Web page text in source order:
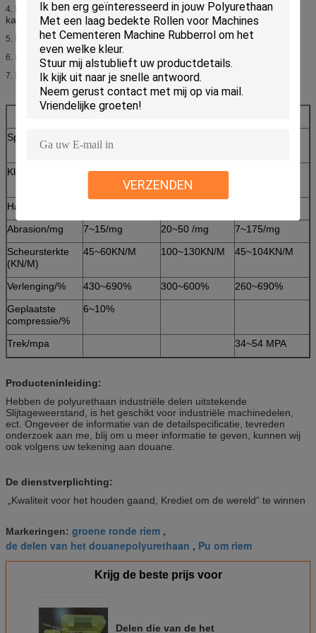
VERZENDEN
4. De industrie van de aluminiumsectie en de industrie van de
kartonmachine.
5. Plakkende filmmachine, verpakkingsmachine.
6. Machinedelen,
7. Document en de rol van de textieldruktransportband, enz.
Transportbandrol
Specificatie
tekeningen
Kleur
Om het even
welke kleur
Om het even
welke kleur
Hardheidskust
Abrasion/mg
7~15/mg 20~50 /mg
7~175/mg
Scheursterkte
(KN/M)
45~60KN/M 100~130KN/M 45~104KN/M
Verlenging/% 430~690% 300~600%
260~690%
Geplaatste
compressie/%
6~10%
Trek/mpa 34~54 MPA
Producteninleiding:
Hebben de polyurethaan industriële delen uitstekende
Slijtageweerstand, is het geschikt voor industriële machinedelen,
ect. Ongeveer de informatie van de detailspecificatie, tevreden
onderzoek aan me, blij om u meer informatie te geven, kunnen wij
ook volgens uw tekening aan douane.
De dienstverplichting:
„Kwaliteit voor het houden gaand, Krediet om de wereld“ te winnen
Markeringen: groene ronde riem ,
de delen van het douanepolyurethaan , Pu om riem
Krijg de beste prijs voor
Delen die van de het